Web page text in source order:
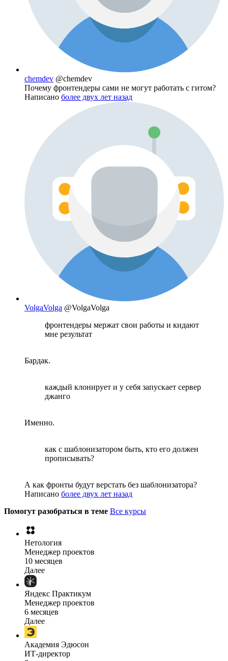
chemdev @chemdev
Почему фронтендеры сами не могут работать с гитом?
Написано более двух лет назад
VolgaVolga @VolgaVolga
фронтендеры мержат свои работы и кидают
мне результат
Бардак.
каждый клонирует и у себя запускает сервер
джанго
Именно.
как с шаблонизатором быть, кто его должен
прописывать?
А как фронты будут верстать без шаблонизатора?
Написано более двух лет назад
Помогут разобраться в теме Все курсы
Нетология
Менеджер проектов
10 месяцев
Далее
Яндекс Практикум
Менеджер проектов
6 месяцев
Далее
Академия Эдюсон
ИТ-директор